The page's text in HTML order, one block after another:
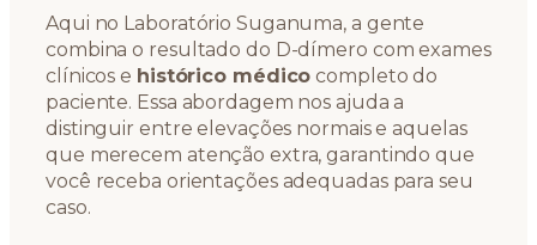
Aqui no Laboratório Suganuma, a gente
combina o resultado do D-dímero com exames
clínicos e histórico médico completo do
paciente. Essa abordagem nos ajuda a
distinguir entre elevações normais e aquelas
que merecem atenção extra, garantindo que
você receba orientações adequadas para seu
caso.